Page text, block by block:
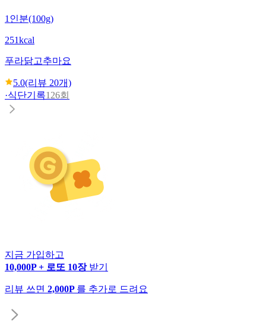
1인분(100g)
251kcal
푸라닭고추마요
5.0(리뷰 20개)
·식단기록126회
지금 가입하고
10,000P + 로또 10장 받기
리뷰 쓰면 2,000P 를 추가로 드려요